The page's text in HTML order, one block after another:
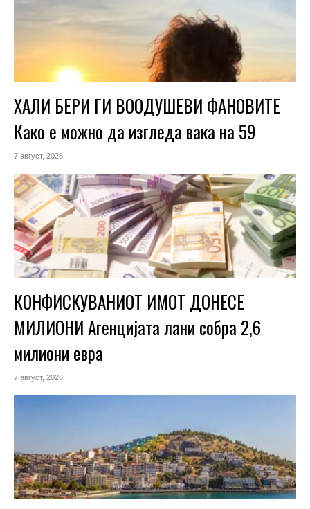
ХАЛИ БЕРИ ГИ ВООДУШЕВИ ФАНОВИТЕ
Како е можно да изгледа вака на 59
7 август, 2026
КОНФИСКУВАНИОТ ИМОТ ДОНЕСЕ
МИЛИОНИ Агенцијата лани собра 2,6
милиони евра
7 август, 2026